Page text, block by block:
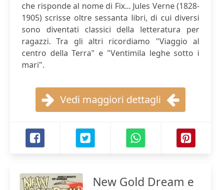
che risponde al nome di Fix... Jules Verne (1828-
1905) scrisse oltre sessanta libri, di cui diversi
sono diventati classici della letteratura per
ragazzi. Tra gli altri ricordiamo "Viaggio al
centro della Terra" e "Ventimila leghe sotto i
mari".
Vedi maggiori dettagli
New Gold Dream e